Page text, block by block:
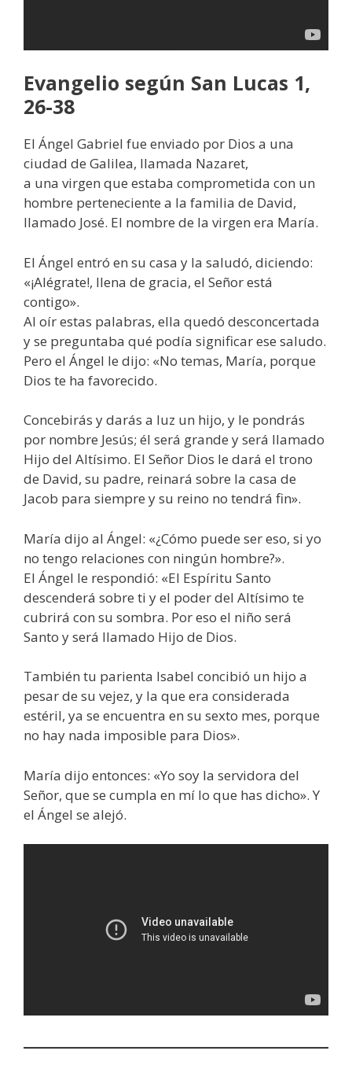
Evangelio según San Lucas 1,
26-38
El Ángel Gabriel fue enviado por Dios a una
ciudad de Galilea, llamada Nazaret,
a una virgen que estaba comprometida con un
hombre perteneciente a la familia de David,
llamado José. El nombre de la virgen era María.
El Ángel entró en su casa y la saludó, diciendo:
«¡Alégrate!, llena de gracia, el Señor está
contigo».
Al oír estas palabras, ella quedó desconcertada
y se preguntaba qué podía significar ese saludo.
Pero el Ángel le dijo: «No temas, María, porque
Dios te ha favorecido.
Concebirás y darás a luz un hijo, y le pondrás
por nombre Jesús; él será grande y será llamado
Hijo del Altísimo. El Señor Dios le dará el trono
de David, su padre, reinará sobre la casa de
Jacob para siempre y su reino no tendrá fin».
María dijo al Ángel: «¿Cómo puede ser eso, si yo
no tengo relaciones con ningún hombre?».
El Ángel le respondió: «El Espíritu Santo
descenderá sobre ti y el poder del Altísimo te
cubrirá con su sombra. Por eso el niño será
Santo y será llamado Hijo de Dios.
También tu parienta Isabel concibió un hijo a
pesar de su vejez, y la que era considerada
estéril, ya se encuentra en su sexto mes, porque
no hay nada imposible para Dios».
María dijo entonces: «Yo soy la servidora del
Señor, que se cumpla en mí lo que has dicho». Y
el Ángel se alejó.